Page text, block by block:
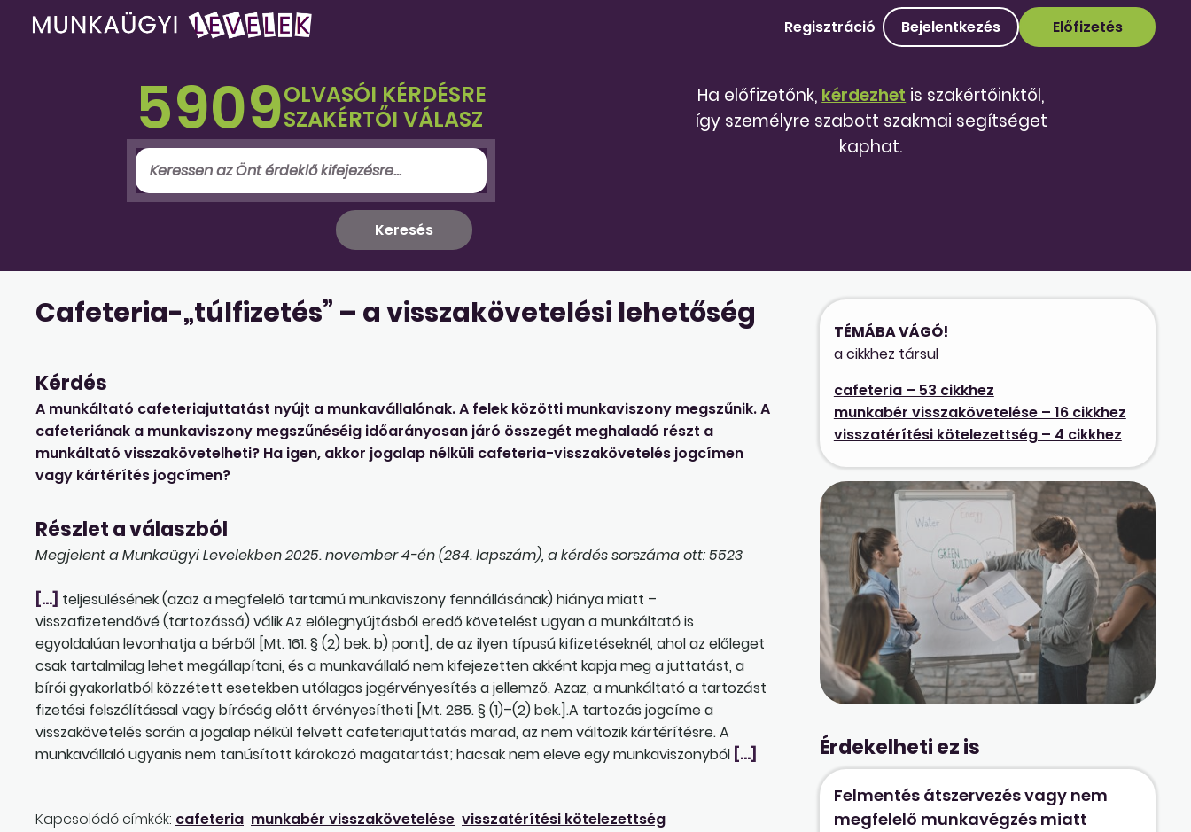
Regisztráció Bejelentkezés Előfizetés
5909OLVASÓI KÉRDÉSRE
SZAKÉRTŐI VÁLASZ
Ha előfizetőnk, kérdezhet is szakértőinktől,
így személyre szabott szakmai segítséget
kaphat.
Cafeteria-„túlfizetés” – a visszakövetelési lehetőség
Kérdés
A munkáltató cafeteriajuttatást nyújt a munkavállalónak. A felek közötti munkaviszony megszűnik. A
cafeteriának a munkaviszony megszűnéséig időarányosan járó összegét meghaladó részt a
munkáltató visszakövetelheti? Ha igen, akkor jogalap nélküli cafeteria-visszakövetelés jogcímen
vagy kártérítés jogcímen?
Részlet a válaszból
Megjelent a Munkaügyi Levelekben 2025. november 4-én (284. lapszám), a kérdés sorszáma ott: 5523
[…] teljesülésének (azaz a megfelelő tartamú munkaviszony fennállásának) hiánya miatt –
visszafizetendővé (tartozássá) válik.Az előlegnyújtásból eredő követelést ugyan a munkáltató is
egyoldalúan levonhatja a bérből [Mt. 161. § (2) bek. b) pont], de az ilyen típusú kifizetéseknél, ahol az előleget
csak tartalmilag lehet megállapítani, és a munkavállaló nem kifejezetten akként kapja meg a juttatást, a
bírói gyakorlatból közzétett esetekben utólagos jogérvényesítés a jellemző. Azaz, a munkáltató a tartozást
fizetési felszólítással vagy bíróság előtt érvényesítheti [Mt. 285. § (1)–(2) bek.].A tartozás jogcíme a
visszakövetelés során a jogalap nélkül felvett cafeteriajuttatás marad, az nem változik kártérítésre. A
munkavállaló ugyanis nem tanúsított károkozó magatartást; hacsak nem eleve egy munkaviszonyból […]
Kapcsolódó címkék: cafeteria munkabér visszakövetelése visszatérítési kötelezettség
TÉMÁBA VÁGÓ!
a cikkhez társul
cafeteria – 53 cikkhez
munkabér visszakövetelése – 16 cikkhez
visszatérítési kötelezettség – 4 cikkhez
Érdekelheti ez is
Felmentés átszervezés vagy nem
megfelelő munkavégzés miatt